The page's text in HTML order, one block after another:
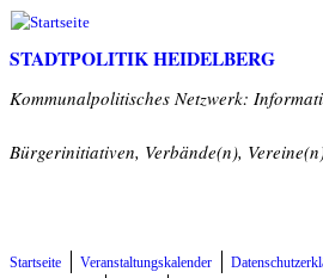
Direkt zum Inhalt
STADTPOLITIK HEIDELBERG
Kommunalpolitisches Netzwerk:
Bürgerinitiativen, Verbände(n),
Startseite Veranstaltungskalender